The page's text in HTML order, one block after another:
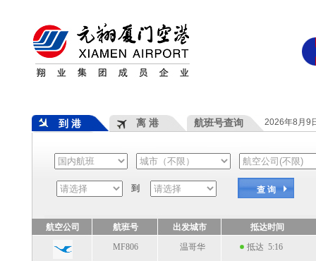
到 港 离 港 航班号查询 2026年8月9
到 查 询
航空公司 航班号 出发城市
抵达时间
MF806
温哥华 抵达 5:16